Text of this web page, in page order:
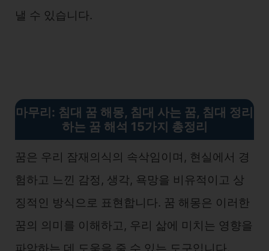
낼 수 있습니다.
마무리 : 침대 꿈 해몽, 침대 사는 꿈, 침대 정리
하는 꿈 해석 15가지 총정리
꿈은 우리 잠재의식의 속삭임이며, 현실에서 경
험하고 느낀 감정, 생각, 욕망을 비유적이고 상
징적인 방식으로 표현합니다. 꿈 해몽은 이러한
꿈의 의미를 이해하고, 우리 삶에 미치는 영향을